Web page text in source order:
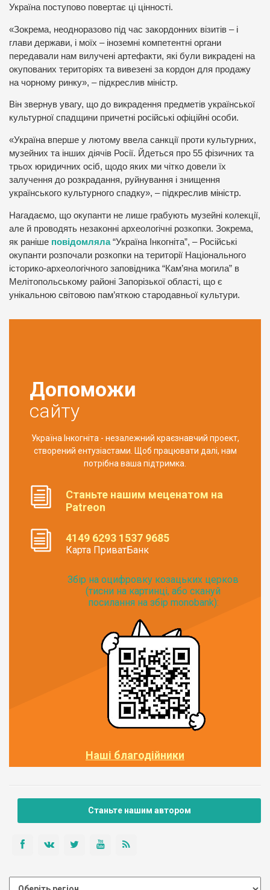
Україна поступово повертає ці цінності.
«Зокрема, неодноразово під час закордонних візитів – і
глави держави, і моїх – іноземні компетентні органи
передавали нам вилучені артефакти, які були викрадені на
окупованих територіях та вивезені за кордон для продажу
на чорному ринку», – підкреслив міністр.
Він звернув увагу, що до викрадення предметів української
культурної спадщини причетні російські офіційні особи.
«Україна вперше у лютому ввела санкції проти культурних,
музейних та інших діячів Росії. Йдеться про 55 фізичних та
трьох юридичних осіб, щодо яких ми чітко довели їх
залучення до розкрадання, руйнування і знищення
українського культурного спадку», – підкреслив міністр.
Нагадаємо, що окупанти не лише грабують музейні колекції,
але й проводять незаконні археологічні розкопки. Зокрема,
як раніше повідомляла “Україна Інкогніта”, – Російські
окупанти розпочали розкопки на території Національного
історико-археологічного заповідника “Кам’яна могила” в
Мелітопольському районі Запорізької області, що є
унікальною світовою пам’яткою стародавньої культури.
Допоможи
сайту
Україна Інкогніта - незалежний краєзнавчий проект,
створений ентузіастами. Щоб працювати далі, нам
потрібна ваша підтримка.
Станьте нашим меценатом на
Patreon
4149 6293 1537 9685
Карта ПриватБанк
Збір на оцифровку козацьких церков
(тисни на картинці, або скануй
посилання на збір monobank):
Наші благодійники
Станьте нашим автором